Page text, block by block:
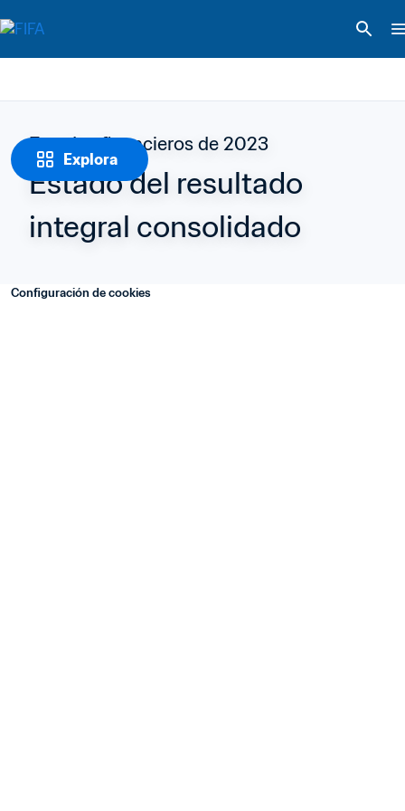
Explora
Estados financieros de 2023
Estado del resultado
integral consolidado
Configuración de cookies